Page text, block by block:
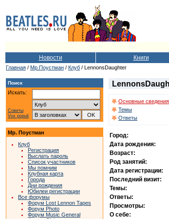
Новости Книги
Главная / Мр.Поустман / Клуб / LennonsDaughter
Поиск
Искать:
Советы
Vox populi
Мр. Поустман
Клуб
Регистрация
Выслать пароль
Список участников
Мы помним
Клубная карта
Города
Дни рождения
Юбилеи регистрации
Все форумы
Форум Lost Lennon Tapes
Форум Photo
Форум Music General
Основные сведения
Темы
Ответы
Город:
Дата рождения:
Возраст:
Род занятий:
Дата регистрации:
Последний визит:
Темы:
Ответы:
Просмотры:
О себе: